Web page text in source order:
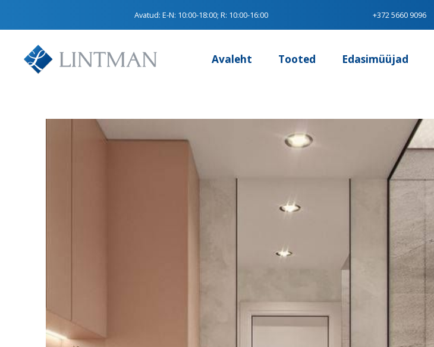
Avatud:E-N: 10:00-18:00; R: 10:00-16:00 +372 5660 9096
Avaleht Tooted Edasimüüjad